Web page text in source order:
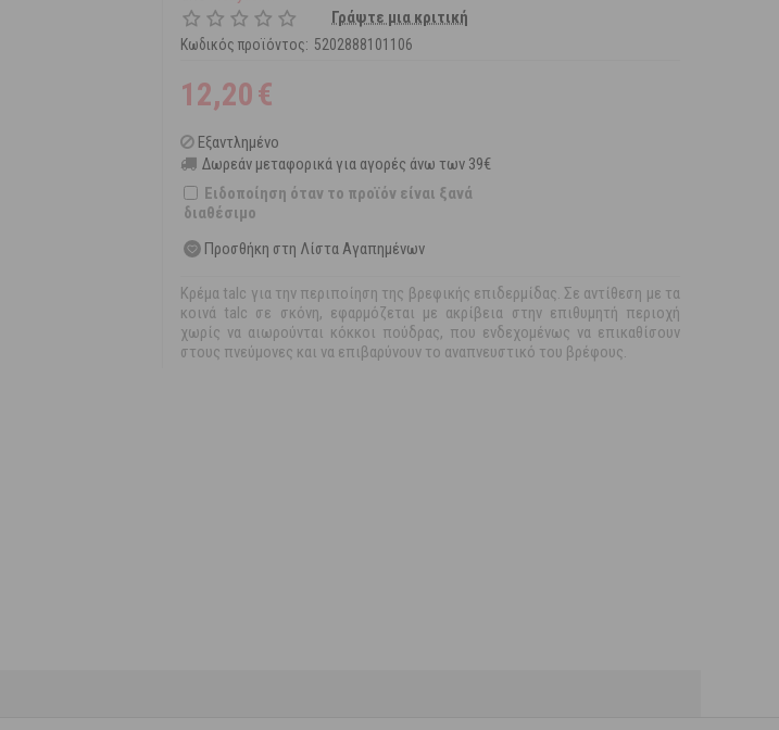
Γράψτε μια κριτική
Κωδικός προϊόντος: 5202888101106
12,20€
Εξαντλημένο
Δωρεάν μεταφορικά για αγορές άνω των 39€
Ειδοποίηση όταν το προϊόν είναι ξανά
διαθέσιμο
Προσθήκη στη Λίστα Αγαπημένων
Κρέμα talc για την περιποίηση της βρεφικής επιδερμίδας. Σε αντίθεση με τα
κοινά talc σε σκόνη, εφαρμόζεται με ακρίβεια στην επιθυμητή περιοχή
χωρίς να αιωρούνται κόκκοι πούδρας, που ενδεχομένως να επικαθίσουν
στους πνεύμονες και να επιβαρύνουν το αναπνευστικό του βρέφους.